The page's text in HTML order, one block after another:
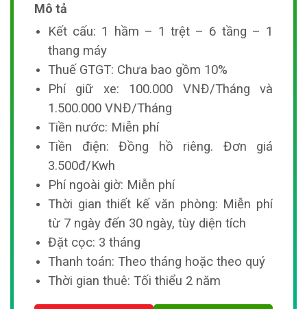
Mô tả
Kết cấu: 1 hầm – 1 trệt – 6 tầng – 1
thang máy
Thuế GTGT: Chưa bao gồm 10%
Phí giữ xe: 100.000 VNĐ/Tháng và
1.500.000 VNĐ/Tháng
Tiền nước: Miễn phí
Tiền điện: Đồng hồ riêng. Đơn giá
3.500đ/Kwh
Phí ngoài giờ: Miễn phí
Thời gian thiết kế văn phòng: Miễn phí
từ 7 ngày đến 30 ngày, tùy diện tích
Đặt cọc: 3 tháng
Thanh toán: Theo tháng hoặc theo quý
Thời gian thuê: Tối thiểu 2 năm